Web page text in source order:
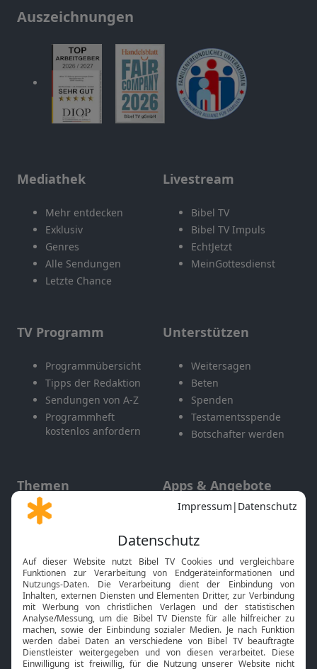
Auszeichnungen
Mediathek
Mehr entdecken
Exklusiv
Genres
Alle Sendungen
Letzte Chance
Livestream
Bibel TV
Bibel TV Impuls
EchtJetzt
MeinGottesdienst
TV Programm
Programmübersicht
Tipps der Redaktion
Sendungen von A-Z
Programmheft
kostenlos anfordern
Unterstützen
Weitersagen
Beten
Spenden
Testamentsspende
Botschafter werden
Themen
Gott und Bibel erklärt
Neuigkeiten
Apps & Angebote
Mobile App
Smart TV
HbbTV
Bibelthek Online-Bibel
Nächster Gottesdienst